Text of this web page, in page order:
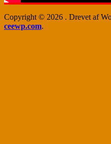
Copyright © 2026 . Drevet af
ceewp.com.